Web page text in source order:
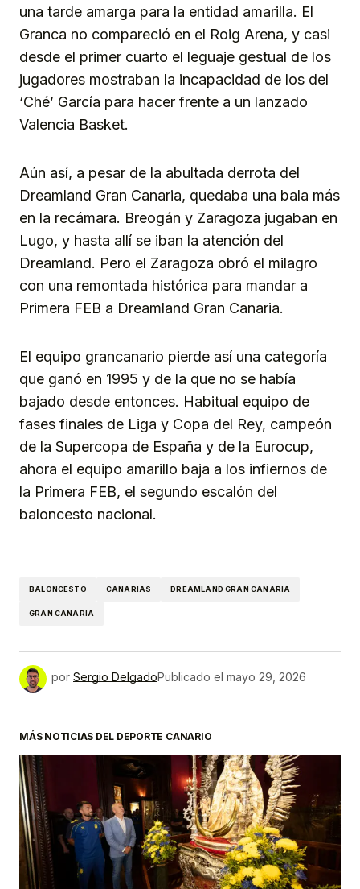
una tarde amarga para la entidad amarilla. El
Granca no compareció en el Roig Arena, y casi
desde el primer cuarto el leguaje gestual de los
jugadores mostraban la incapacidad de los del
‘Ché’ García para hacer frente a un lanzado
Valencia Basket.
Aún así, a pesar de la abultada derrota del
Dreamland Gran Canaria, quedaba una bala más
en la recámara. Breogán y Zaragoza jugaban en
Lugo, y hasta allí se iban la atención del
Dreamland. Pero el Zaragoza obró el milagro
con una remontada histórica para mandar a
Primera FEB a Dreamland Gran Canaria.
El equipo grancanario pierde así una categoría
que ganó en 1995 y de la que no se había
bajado desde entonces. Habitual equipo de
fases finales de Liga y Copa del Rey, campeón
de la Supercopa de España y de la Eurocup,
ahora el equipo amarillo baja a los infiernos de
la Primera FEB, el segundo escalón del
baloncesto nacional.
BALONCESTO CANARIAS DREAMLAND GRAN CANARIA
GRAN CANARIA
por Sergio DelgadoPublicado el mayo 29, 2026
MÁS NOTICIAS DEL DEPORTE CANARIO